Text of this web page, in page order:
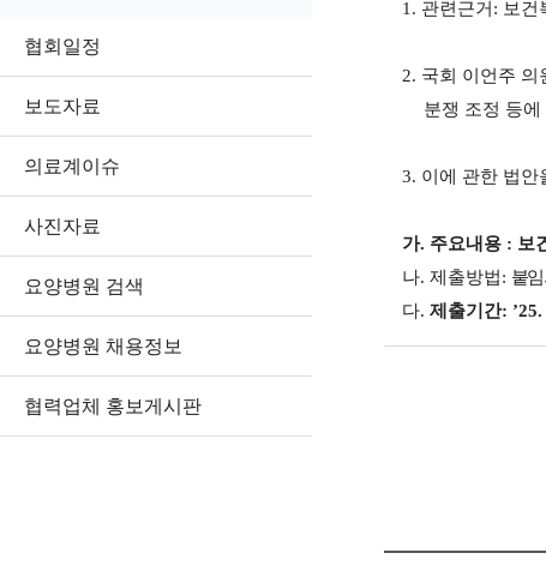
협회일정
보도자료
의료계이슈
사진자료
요양병원 검색
요양병원 채용정보
협력업체 홍보게시판
1. 관련근거 : 보건
2. 국회 이언주 의
분쟁 조정 등에
3. 이에 관한 법안
가. 주요내용 : 보
나. 제출방법: 붙
다. 제출기간: ’25.